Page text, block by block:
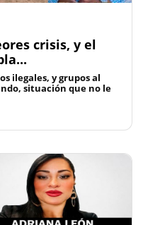
crisis, y el
ilegales, y grupos al
situación que no le